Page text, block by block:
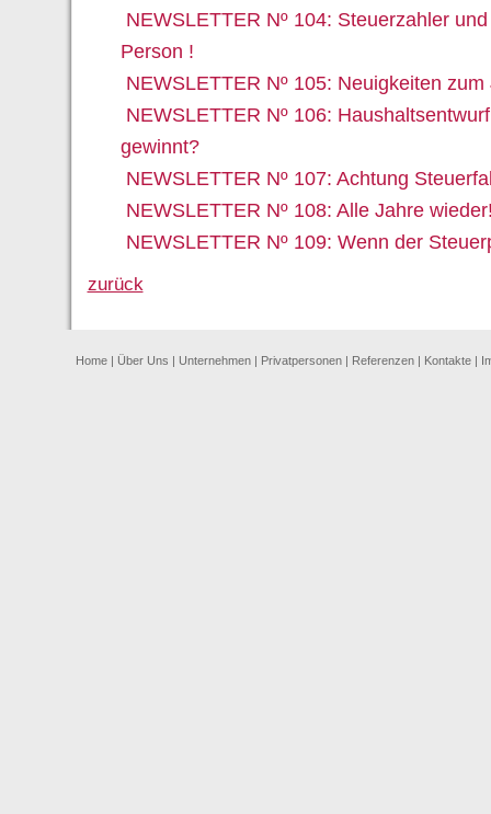
NEWSLETTER Nº 104: Steuerzahler
Person !
NEWSLETTER Nº 105: Neuigkeiten
NEWSLETTER Nº 106:
gewinnt?
NEWSLETTER Nº 107: Achtung
NEWSLETTER Nº 108: Alle Jahre
NEWSLETTER Nº 109: Wenn der
zurück
Home| Über Uns | Unternehmen| Privatpersonen| Referenzen| Kontakte|